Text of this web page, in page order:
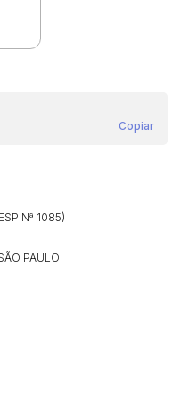
Copiar
Nª 1085)
PAULO
ou